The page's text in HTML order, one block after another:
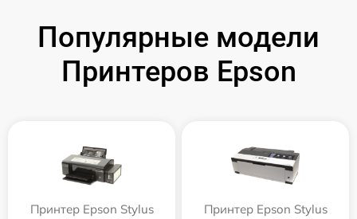
Популярные модели
Принтеров Epson
Принтер Epson Stylus
Принтер Epson Stylus